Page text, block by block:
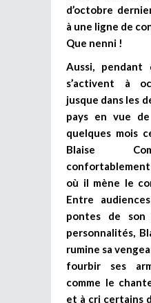
d’octobre
à une ligne de
Que nenni !
Aussi, pendant
s’activent à
jusque dans les
pays en vue
quelques mois
Blaise
où il mène le
Entre
pontes de son
personnalités,
rumine sa
fourbir ses
comme le
et à cri certains